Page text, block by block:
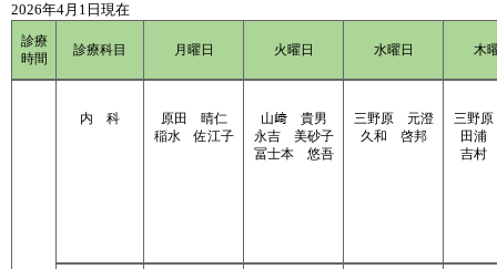
2026年4月1日現在
診療
時間
診療科目 月曜日 火曜日 水曜日 木
内 科
原田 晴仁
稲水 佐江子
山﨑 貴男
永吉 美砂子
冨士本 悠吾
三野原 元澄
久和 啓邦
三野
田浦
吉村